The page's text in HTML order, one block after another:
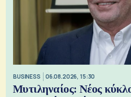
BUSINESS 06.08.2026, 15:30
Μυτιληναίος: Νέος